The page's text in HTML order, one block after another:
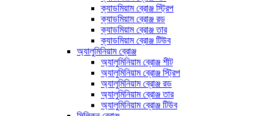
ক্যাডমিয়াম ব্রোঞ্জ স্ট্রিপ
ক্যাডমিয়াম ব্রোঞ্জ রড
ক্যাডমিয়াম ব্রোঞ্জ তার
ক্যাডমিয়াম ব্রোঞ্জ টিউব
অ্যালুমিনিয়াম ব্রোঞ্জ
অ্যালুমিনিয়াম ব্রোঞ্জ শীট
অ্যালুমিনিয়াম ব্রোঞ্জ স্ট্রিপ
অ্যালুমিনিয়াম ব্রোঞ্জ রড
অ্যালুমিনিয়াম ব্রোঞ্জ তার
অ্যালুমিনিয়াম ব্রোঞ্জ টিউব